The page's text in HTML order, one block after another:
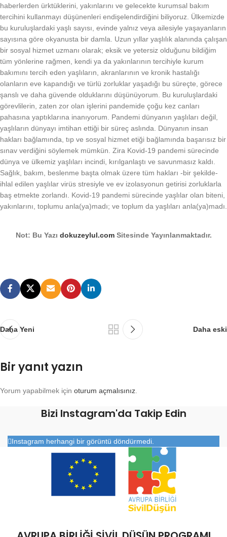
haberlerden ürktüklerini, yakınlarını ve gelecekte kurumsal bakım
tercihini kullanmayı düşünenleri endişelendirdiğini biliyoruz. Ülkemizde
bu kuruluşlardaki yaşlı sayısı, evinde yalnız veya ailesiyle yaşayanların
sayısına göre okyanusta bir damla. Uzun yıllar yaşlılık alanında çalışan
bir sosyal hizmet uzmanı olarak; eksik ve yetersiz olduğunu bildiğim
tüm yönlerine rağmen, kendi ya da yakınlarının tercihiyle kurum
bakımını tercih eden yaşlıların, akranlarının ve kronik hastalığı
olanların eve kapandığı ve türlü zorluklar yaşadığı bu süreçte, görece
şanslı ve daha güvende olduklarını düşünüyorum. Bu kuruluşlardaki
görevlilerin, zaten zor olan işlerini pandemide çoğu kez canları
pahasına yaptıklarına inanıyorum. Pandemi dünyanın yaşlıları değil,
yaşlıların dünyayı imtihan ettiği bir süreç aslında. Dünyanın insan
hakları bağlamında, tıp ve sosyal hizmet etiği bağlamında başarısız bir
sınav verdiğini söylemek mümkün. Zira Kovid-19 pandemi sürecinde
dünya ve ülkemiz yaşlıları incindi, kırılganlaştı ve savunmasız kaldı.
Sağlık, bakım, beslenme başta olmak üzere tüm hakları -bir şekilde-
ihlal edilen yaşlılar virüs stresiyle ve ev izolasyonun getirisi zorluklarla
baş etmekte zorlandı. Kovid-19 pandemi sürecinde yaşlılar olan biteni,
yakınlarını, toplumu anla(ya)madı; ve toplum da yaşlıları anla(ya)madı.
Not: Bu Yazı dokuzeylul.comSitesinde Yayınlanmaktadır.
Daha Yeni Daha eski
Bir yanıt yazın
Yorum yapabilmek için oturum açmalısınız
Bizi Instagram'da Takip Edin
Instagram herhangi bir görüntü döndürmedi.